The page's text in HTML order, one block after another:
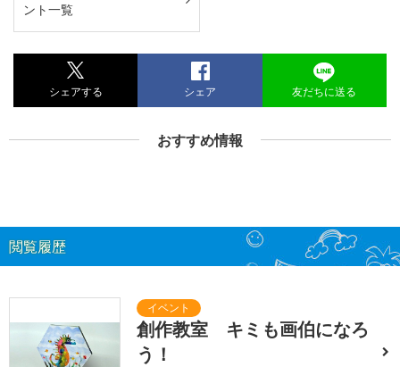
ント一覧
シェアする シェア 友だちに送る
おすすめ情報
閲覧履歴
創作教室 キミも画伯になろ
う！